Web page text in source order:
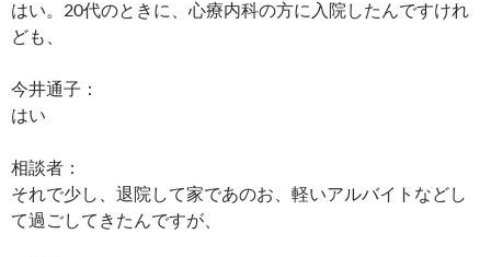
はい。20代のときに、心療内科の方に入院したんですけれ
ども、
今井通子：
はい
相談者：
それで少し、退院して家であのお、軽いアルバイトなどし
て過ごしてきたんですが、